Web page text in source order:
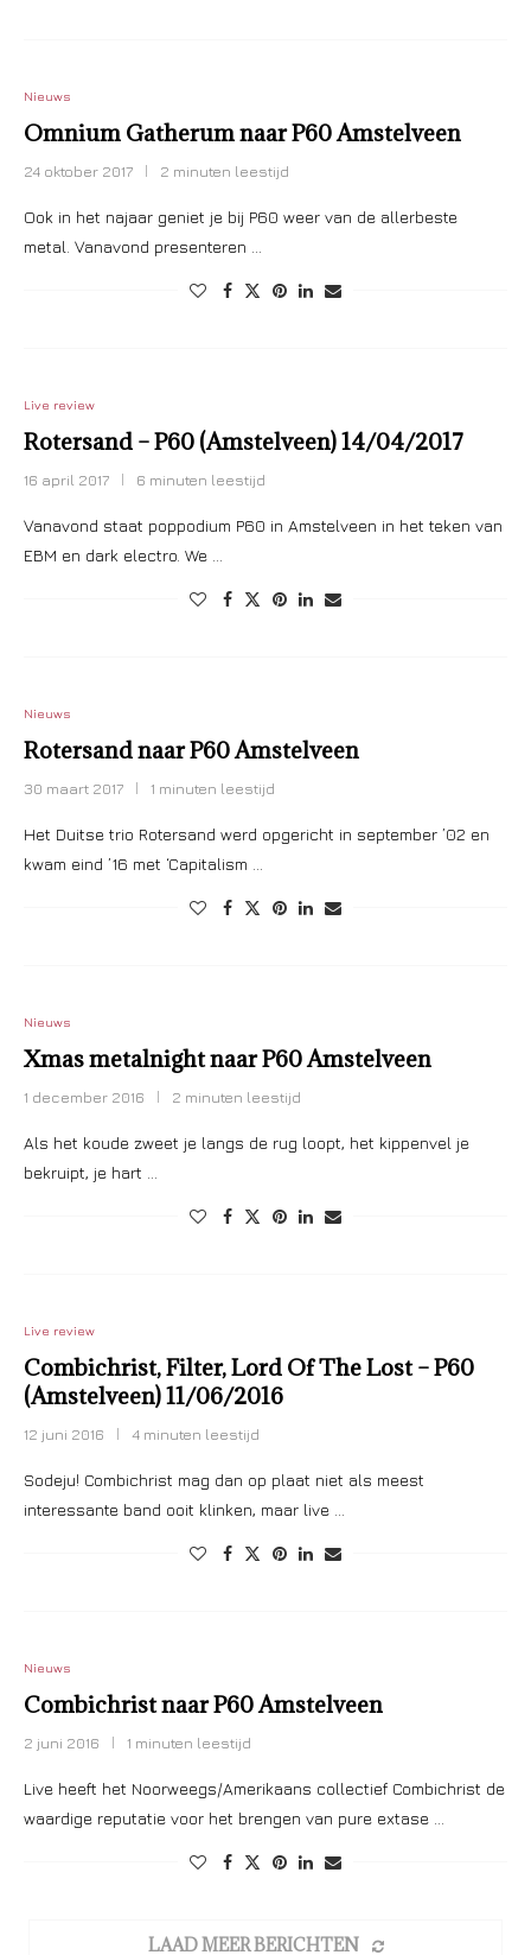
Nieuws
Omnium Gatherum naar P60 Amstelveen
24 oktober 2017 2 minuten leestijd
Ook in het najaar geniet je bij P60 weer van de allerbeste
metal. Vanavond presenteren …
Live review
Rotersand – P60 (Amstelveen) 14/04/2017
16 april 2017 6 minuten leestijd
Vanavond staat poppodium P60 in Amstelveen in het teken van
EBM en dark electro. We …
Nieuws
Rotersand naar P60 Amstelveen
30 maart 2017 1 minuten leestijd
Het Duitse trio Rotersand werd opgericht in september ’02 en
kwam eind ’16 met ‘Capitalism …
Nieuws
Xmas metalnight naar P60 Amstelveen
1 december 2016 2 minuten leestijd
Als het koude zweet je langs de rug loopt, het kippenvel je
bekruipt, je hart …
Live review
Combichrist, Filter, Lord Of The Lost – P60
(Amstelveen) 11/06/2016
12 juni 2016 4 minuten leestijd
Sodeju! Combichrist mag dan op plaat niet als meest
interessante band ooit klinken, maar live …
Nieuws
Combichrist naar P60 Amstelveen
2 juni 2016 1 minuten leestijd
Live heeft het Noorweegs/Amerikaans collectief Combichrist de
waardige reputatie voor het brengen van pure extase …
LAAD MEER BERICHTEN